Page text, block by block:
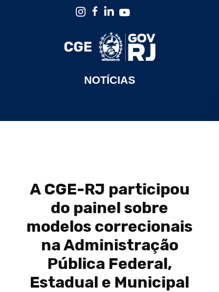
NOTÍCIAS
A CGE-RJ participou
do painel sobre
modelos correcionais
na Administração
Pública Federal,
Estadual e Municipal